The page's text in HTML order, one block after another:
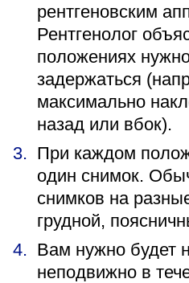
рентгеновским
Рентгенолог
положениях
задержаться
максимально
назад или вбок).
При каждом
один снимок.
снимков на
грудной,
Вам нужно будет
неподвижно в